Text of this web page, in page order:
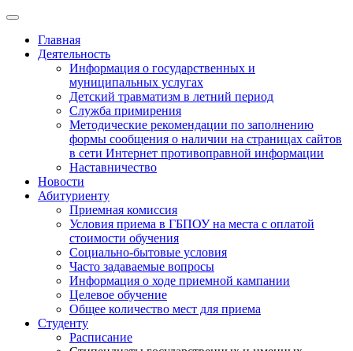
Главная
Деятельность
Информация о государственных и
муниципальных услугах
Детский травматизм в летний период
Служба примирения
Методические рекомендации по заполнению
формы сообщения о наличии на страницах сайтов
в сети Интернет противоправной информации
Наставничество
Новости
Абитуриенту
Приемная комиссия
Условия приема в ГБПОУ на места с оплатой
стоимости обучения
Социально-бытовые условия
Часто задаваемые вопросы
Информация о ходе приемной кампании
Целевое обучение
Общее количество мест для приема
Студенту
Расписание